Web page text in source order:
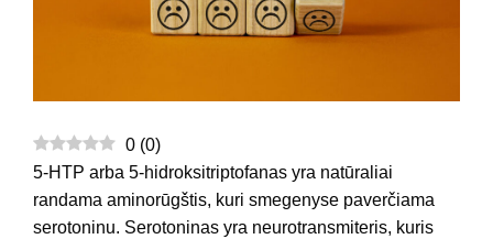
0 (0)
5-HTP arba 5-hidroksitriptofanas yra natūraliai
randama aminorūgštis, kuri smegenyse paverčiama
serotoninu. Serotoninas yra neurotransmiteris, kuris